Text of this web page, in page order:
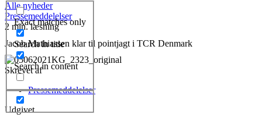
Exact matches only
Search in title
Search in content
Alle nyheder
Pressemeddelelser
2 min. læsning
Jacob Mathiassen klar til pointjagt i TCR Denmark
Skrevet af
Pressemeddelelser
Udgivet